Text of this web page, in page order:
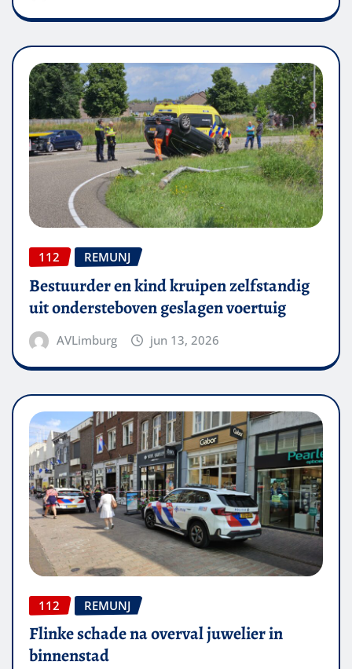
112 REMUNJ
Bestuurder en kind kruipen zelfstandig
uit ondersteboven geslagen voertuig
AVLimburg jun 13, 2026
112 REMUNJ
Flinke schade na overval juwelier in
binnenstad